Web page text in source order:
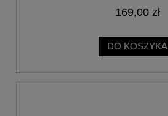
169,00 zł
DO KOSZYKA